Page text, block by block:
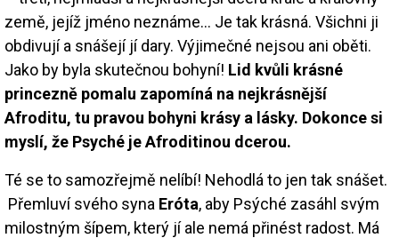
země, jejíž jméno neznáme… Je tak krásná. Všichni ji
obdivují a snášejí jí dary. Výjimečné nejsou ani oběti.
Jako by byla skutečnou bohyní! Lid kvůli krásné
princezně pomalu zapomíná na nejkrásnější
Afroditu, tu pravou bohyni krásy a lásky. Dokonce si
myslí, že Psyché je Afroditinou dcerou.
Té se to samozřejmě nelíbí! Nehodlá to jen tak snášet.
Přemluví svého syna Eróta, aby Psýché zasáhl svým
milostným šípem, který jí ale nemá přinést radost. Má